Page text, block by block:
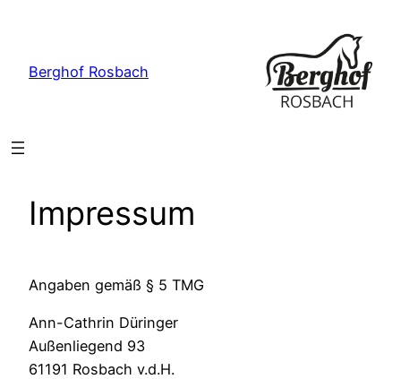
springen
Berghof Rosbach
Impressum
Angaben gemäß § 5 TMG
Ann-Cathrin Düringer
Außenliegend 93
61191 Rosbach v.d.H.